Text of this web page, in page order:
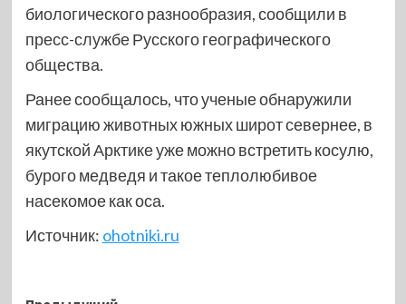
биологического разнообразия, сообщили в
пресс-службе Русского географического
общества.
Ранее сообщалось, что ученые обнаружили
миграцию животных южных широт севернее, в
якутской Арктике уже можно встретить косулю,
бурого медведя и такое теплолюбивое
насекомое как оса.
Источник: ohotniki.ru